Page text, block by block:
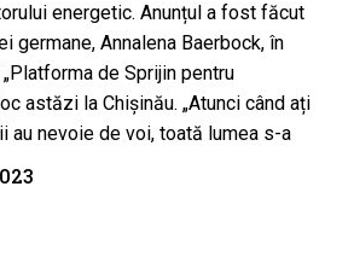
energetic. Anunțul a fost făcut
germane, Annalena Baerbock, în
de Sprijin pentru
astăzi la Chișinău. „Atunci când ați
au nevoie de voi, toată lumea s-a